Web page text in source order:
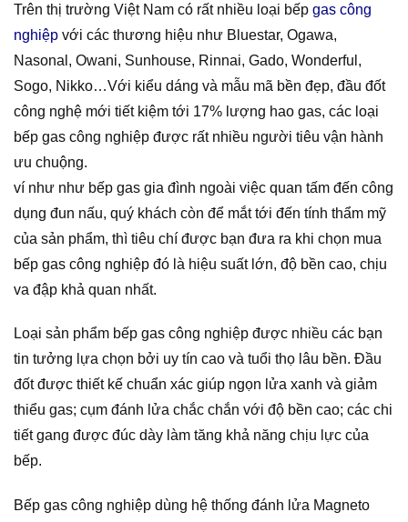
Trên thị trường Việt Nam có rất nhiều loại bếp gas công
nghiệp với các thương hiệu như Bluestar, Ogawa,
Nasonal, Owani, Sunhouse, Rinnai, Gado, Wonderful,
Sogo, Nikko…Với kiểu dáng và mẫu mã bền đẹp, đầu đốt
công nghệ mới tiết kiệm tới 17% lượng hao gas, các loại
bếp gas công nghiệp được rất nhiều người tiêu vận hành
ưu chuộng.
ví như như bếp gas gia đình ngoài việc quan tấm đến công
dụng đun nấu, quý khách còn để mắt tới đến tính thẩm mỹ
của sản phẩm, thì tiêu chí được bạn đưa ra khi chọn mua
bếp gas công nghiệp đó là hiệu suất lớn, độ bền cao, chịu
va đập khả quan nhất.
Loại sản phẩm bếp gas công nghiệp được nhiều các bạn
tin tưởng lựa chọn bởi uy tín cao và tuổi thọ lâu bền. Đầu
đốt được thiết kế chuẩn xác giúp ngọn lửa xanh và giảm
thiểu gas; cụm đánh lửa chắc chắn với độ bền cao; các chi
tiết gang được đúc dày làm tăng khả năng chịu lực của
bếp.
Bếp gas công nghiệp dùng hệ thống đánh lửa Magneto